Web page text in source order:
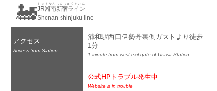
🚂JR湘南新宿ライン
しょうなんしんじゅくらいん
Shonan-shinjuku line
アクセス
Access from Station
浦和駅西口伊勢丹裏側ガストより徒步
1分
1 minute from west exit gate of Urawa Station
公式HPトラブル発生中
Website is in trouble